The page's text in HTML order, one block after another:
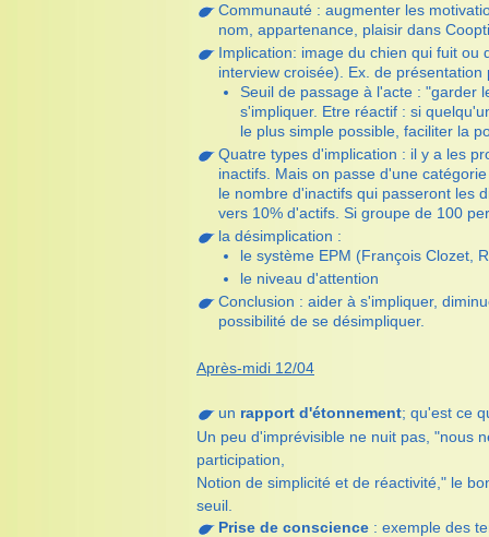
Communauté : augmenter les
nom, appartenance, plaisir dans
Implication: image du chien qui fuit
interview croisée). Ex. de présentation
Seuil de passage à l'acte : "garder
s'impliquer. Etre réactif : si
le plus simple possible, faciliter la
Quatre types d'implication : il y a les
inactifs. Mais on passe d'une
le nombre d'inactifs qui passeront les
vers 10% d'actifs. Si groupe de 100
la désimplication :
le système EPM (François Clozet,
le niveau d'attention
Conclusion : aider à s'impliquer,
possibilité de se désimpliquer.
Après-midi 12/04
un rapport d'étonnement; qu'est ce
Un peu d'imprévisible ne nuit pas, "nous
participation,
Notion de simplicité et de réactivité," le
seuil.
Prise de conscience : exemple des